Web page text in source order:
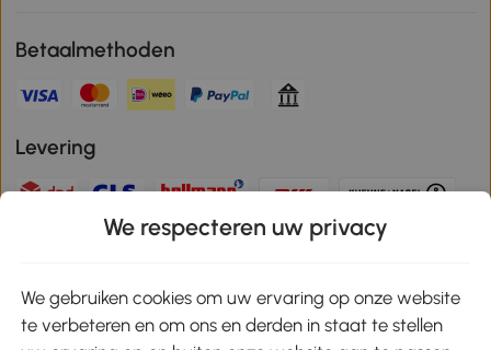
Betaalmethoden
Levering
Download de app en ontvang 10% korting!
We respecteren uw privacy
We gebruiken cookies om uw ervaring op onze website
te verbeteren en om ons en derden in staat te stellen